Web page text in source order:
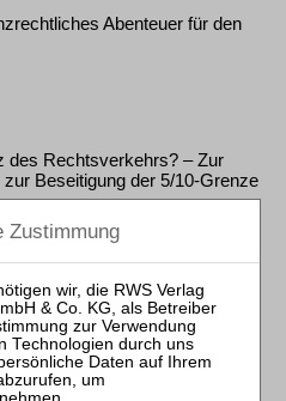
Abenteuer für den
des Rechtsverkehrs? – Zur
Beseitigung der 5/10-Grenze
Beschl. v. 17.7.2008 – V ZB
Heft
– 2-13 T 7/21
Eigentümerversammlung
wegen Verstoßes gegen die